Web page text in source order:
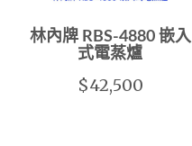
林內牌 RBS-4880 嵌入
式電蒸爐
$42,500